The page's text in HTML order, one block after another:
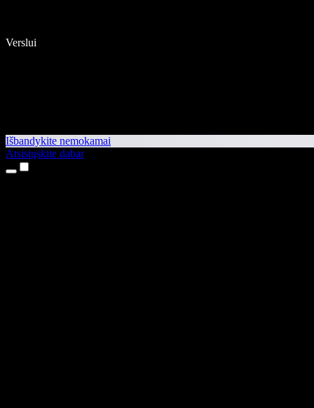
Verslui
Išbandykite nemokamai
Atsisiųskite dabar